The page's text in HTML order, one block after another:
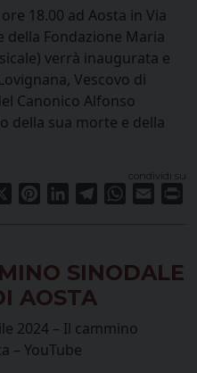
18.00 ad Aosta in Via
della Fondazione Maria
verrà inaugurata e
Vescovo di
Canonico Alfonso
della sua morte e della
condividi su
PinterestLinkedInTelegramWhatsApp
Email
SINODALE
AOSTA
2024 – Il cammino
– YouTube